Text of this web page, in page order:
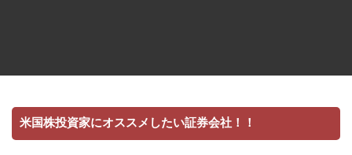
米国株投資家にオススメしたい証券会社！！